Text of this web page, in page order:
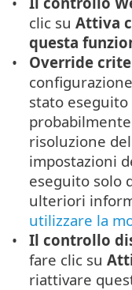
clic suAttiva
questa
Override
stato
risoluzione
impostazioni
eseguito solo
ulteriori
utilizzare la
Il controllo
fare clic su
riattivare